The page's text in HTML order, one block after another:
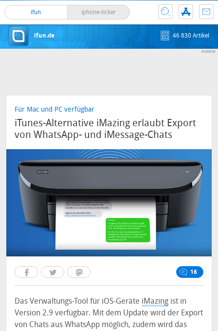
ifun iphone-ticker
ifun.de 46 830 Artikel
Für Mac und PC verfügbar
iTunes-Alternative iMazing erlaubt Export
von WhatsApp- und iMessage-Chats
16
Das Verwaltungs-Tool für iOS-Geräte iMazing ist in
Version 2.9 verfügbar. Mit dem Update wird der Export
von Chats aus WhatsApp möglich, zudem wird das